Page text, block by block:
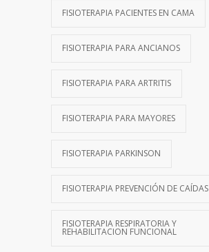
FISIOTERAPIA PACIENTES EN CAMA
FISIOTERAPIA PARA ANCIANOS
FISIOTERAPIA PARA ARTRITIS
FISIOTERAPIA PARA MAYORES
FISIOTERAPIA PARKINSON
FISIOTERAPIA PREVENCIÓN DE CAÍDAS
FISIOTERAPIA RESPIRATORIA Y
REHABILITACION FUNCIONAL